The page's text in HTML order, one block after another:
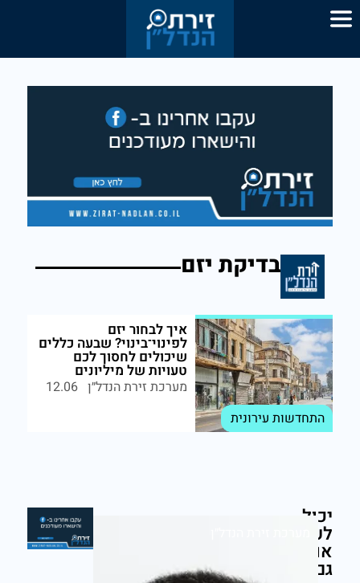
יכול
לעניין
אותך
גם
בדיקת יזם
התחדשות עירונית
איך לבחור יזם
לפינוי־בינוי? שבעה כללים
שיכולים לחסוך לכם
טעויות של מיליונים
מערכת זירת הנדל״ן 12.06